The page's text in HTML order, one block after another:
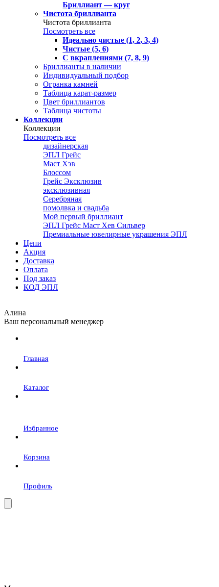
Бриллиант — круг
Чистота бриллианта
Чистота бриллианта
Посмотреть все
Идеально чистые (1, 2, 3, 4)
Чистые (5, 6)
С вкраплениями (7, 8, 9)
Бриллианты в наличии
Индивидуальный подбор
Огранка камней
Таблица карат-размер
Цвет бриллиантов
Таблица чистоты
Коллекции
Коллекции
Посмотреть все
дизайнерская
ЭПЛ Грейс
Маст Хэв
Блоссом
Грейс Эксклюзив
эксклюзивная
Серебряная
помолвка и свадьба
Мой первый бриллиант
ЭПЛ Грейс Маст Хев Сильвер
Премиальные ювелирные украшения ЭПЛ
Цепи
Акция
Доставка
Оплата
Под заказ
КОД ЭПЛ
Алина
Ваш персональный менеджер
Главная
Каталог
Избранное
Корзина
Профиль